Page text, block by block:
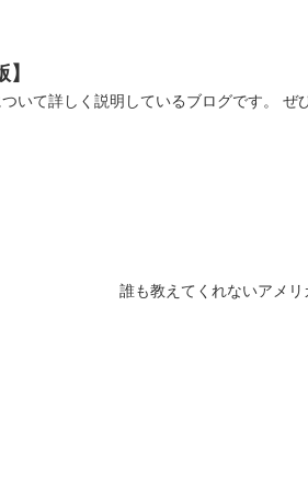
いて詳しく説明しているブログです。 ぜ
誰も教えてくれないアメリ